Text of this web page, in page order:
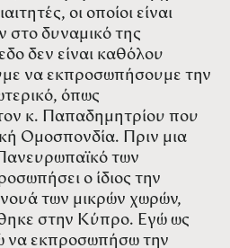
οι οποίοι είναι
στο δυναμικό της
δεν είναι καθόλου
να εκπροσωπήσουμε την
όπως
κ. Παπαδημητρίου που
Ομοσπονδία. Πριν μια
των
ο ίδιος την
των μικρών χωρών,
στην Κύπρο. Εγώ ως
να εκπροσωπήσω την